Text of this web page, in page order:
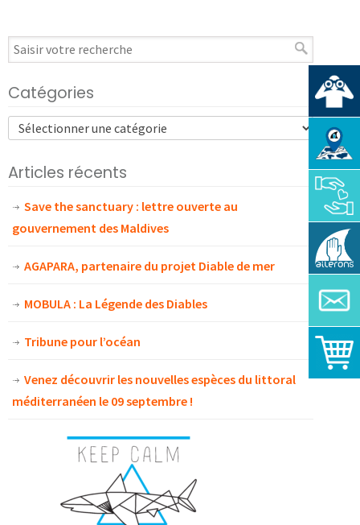
Catégories
Articles récents
Save the sanctuary : lettre ouverte au
gouvernement des Maldives
AGAPARA, partenaire du projet Diable de mer
MOBULA : La Légende des Diables
Tribune pour l’océan
Venez découvrir les nouvelles espèces du littoral
méditerranéen le 09 septembre !